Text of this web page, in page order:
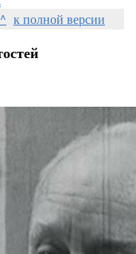
к полной версии